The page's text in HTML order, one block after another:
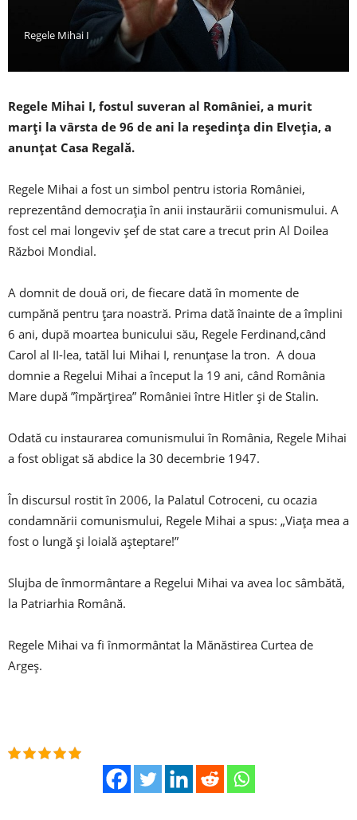
Regele Mihai I
Regele Mihai I, fostul suveran al României, a murit
marți la vârsta de 96 de ani la reședința din Elveția, a
anunțat Casa Regală.
Regele Mihai a fost un simbol pentru istoria României,
reprezentând democraţia în anii instaurării comunismului. A
fost cel mai longeviv şef de stat care a trecut prin Al Doilea
Război Mondial.
A domnit de două ori, de fiecare dată în momente de
cumpănă pentru ţara noastră. Prima dată înainte de a împlini
6 ani, după moartea bunicului său, Regele Ferdinand,când
Carol al II-lea, tatăl lui Mihai I, renunţase la tron. A doua
domnie a Regelui Mihai a început la 19 ani, când România
Mare după ”împărțirea” României între Hitler şi de Stalin.
Odată cu instaurarea comunismului în România, Regele Mihai
a fost obligat să abdice la 30 decembrie 1947.
În discursul rostit în 2006, la Palatul Cotroceni, cu ocazia
condamnării comunismului, Regele Mihai a spus: „Viaţa mea a
fost o lungă şi loială aşteptare!”
Slujba de înmormântare a Regelui Mihai va avea loc sâmbătă,
la Patriarhia Română.
Regele Mihai va fi înmormântat la Mănăstirea Curtea de
Argeș.